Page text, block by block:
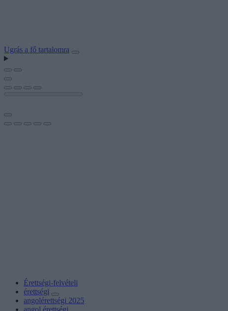
Ugrás a fő tartalomra
Érettségi-felvételi
érettségi
angolérettségi 2025
angol érettségi